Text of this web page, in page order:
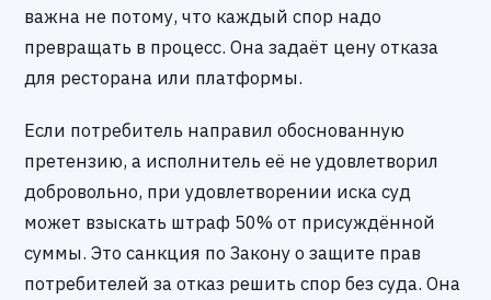
важна не потому, что каждый спор надо
превращать в процесс. Она задаёт цену отказа
для ресторана или платформы.
Если потребитель направил обоснованную
претензию, а исполнитель её не удовлетворил
добровольно, при удовлетворении иска суд
может взыскать штраф 50% от присуждённой
суммы. Это санкция по Закону о защите прав
потребителей за отказ решить спор без суда. Она